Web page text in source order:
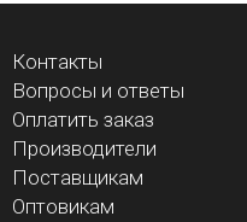
Контакты
Вопросы и ответы
Оплатить заказ
Производители
Поставщикам
Оптовикам